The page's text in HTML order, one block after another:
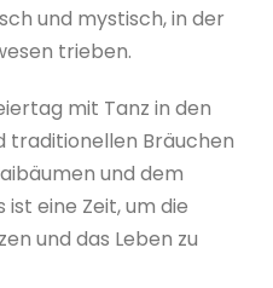
und mystisch, in der
trieben.
mit Tanz in den
traditionellen Bräuchen
und dem
ist eine Zeit, um die
und das Leben zu